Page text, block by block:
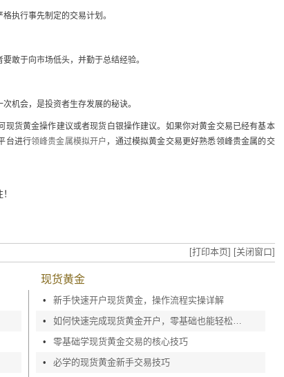
执行事先制定的交易计划。
敢于向市场低头，并勤于总结经验。
机会，是投资者生存发展的秘诀。
货黄金操作建议或者现货白银操作建议。如果你对黄金交易已经有基本
台进行领峰贵金属模拟开户 ，通过模拟黄金交易更好熟悉领峰贵金属的交
[打印本页] [关闭窗口]
现货黄金
•
新手快速开户现货黄金，操作流程实操详解
•
如何快速完成现货黄金开户，零基础也能轻松上手
•
零基础学现货黄金交易的核心技巧
•
必学的现货黄金新手交易技巧